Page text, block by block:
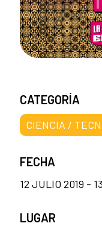
CATEGORÍA
CIENCIA /
FECHA
12 JULIO 2019 -
LUGAR